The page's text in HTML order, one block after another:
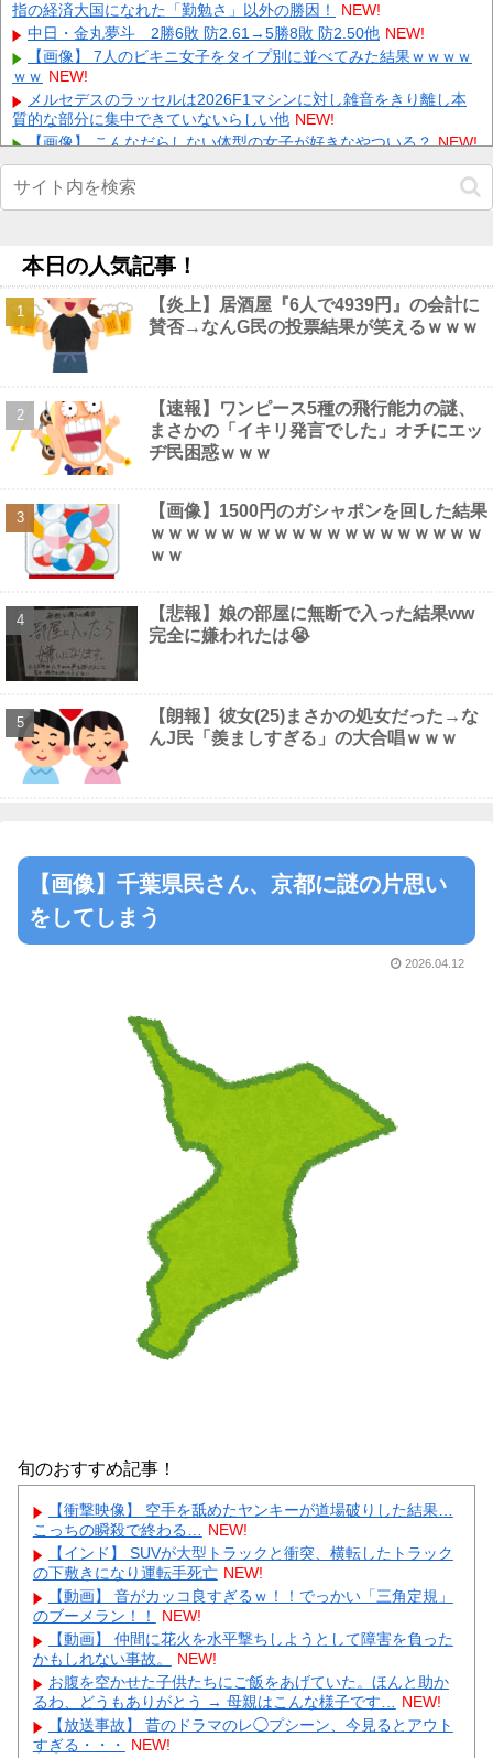
年収1500万の父が退職。父「退職金も渡したよな？」母「貯金な
んてないよー」父「全部なくなったの！？」→予想外の返事に
家... NEW!
嫁と子作り中なんだけどこうなるｗｗｗ NEW!
【速報】 『有吉の夏休み』、とんでもない発表をしてしま
う！！！！！ NEW!
Powered by livedoor 相互RSS
指の経済大国になれた「勤勉さ」以外の勝因！
NEW!
中日・金丸夢斗 2勝6敗 防2.61→5勝8敗 防2.50他 NEW!
【画像】 7人のビキニ女子をタイプ別に並べてみた結果ｗｗｗｗ
ｗｗ NEW!
メルセデスのラッセルは2026F1マシンに対し雑音をきり離し本
質的な部分に集中できていないらしい他 NEW!
【画像】 こんなだらしない体型の女子が好きなやついる？ NEW!
【画像】今週の咲-Saki-、役満炸裂で大荒れwwww.他 NEW!
【画像】 書道甲子園とかいうお○ぱい見放題の大会ｗｗｗｗｗｗ
ｗ NEW!
ス』、原作者本人が手書きアニメを投稿した結果・・・ｗｗｗｗｗ
ｗ他 NEW!
【画像】 女優・夏菜、ロンハーで無防備パ○チラ NEW!
【速報】米国、韓国防衛に短距離戦術核を検討※韓国談他 NEW!
【超画像】 小倉ゆうか（元・小倉優香）が水着グラビア復帰ｗｗ
ｗｗｗ NEW!
Powered by livedoor 相互RSS
本日の人気記事！
【炎上】居酒屋『6人で4939円』の会計に
賛否→なんG民の投票結果が笑えるｗｗｗ
【速報】ワンピース5種の飛行能力の謎、
まさかの「イキリ発言でした」オチにエッ
ヂ民困惑ｗｗｗ
【画像】1500円のガシャポンを回した結果
ｗｗｗｗｗｗｗｗｗｗｗｗｗｗｗｗｗｗｗ
ｗｗ
【悲報】娘の部屋に無断で入った結果ww
完全に嫌われたは😭
【朗報】彼女(25)まさかの処女だった→な
んJ民「羨ましすぎる」の大合唱ｗｗｗ
【画像】千葉県民さん、京都に謎の片思い
をしてしまう
2026.04.12
旬のおすすめ記事！
【衝撃映像】 空手を舐めたヤンキーが道場破りした結果…
こっちの瞬殺で終わる… NEW!
【インド】 SUVが大型トラックと衝突、横転したトラック
の下敷きになり運転手死亡 NEW!
【動画】 音がカッコ良すぎるｗ！！でっかい「三角定規」
のブーメラン！！
NEW!
【動画】 仲間に花火を水平撃ちしようとして障害を負った
かもしれない事故。
NEW!
お腹を空かせた子供たちにご飯をあげていた。ほんと助か
るわ、どうもありがとう → 母親はこんな様子です… NEW!
【放送事故】 昔のドラマのレ◯プシーン、今見るとアウト
すぎる・・・
NEW!